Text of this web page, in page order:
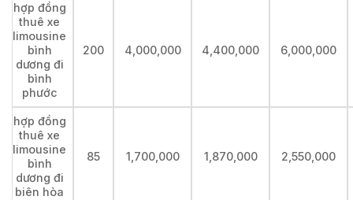
hợp đồng
thuê xe
limousine
bình
dương đi
bình
phước
200 4,000,000 4,400,000 6,000,000
hợp đồng
thuê xe
limousine
bình
dương đi
biên hòa
85 1,700,000 1,870,000 2,550,000